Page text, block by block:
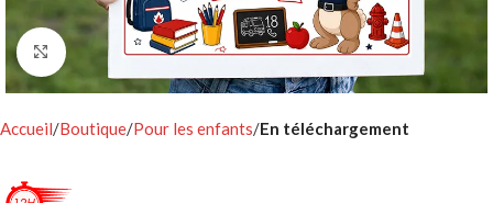
Click to enlarge
Accueil Boutique Pour les enfants En téléchargement